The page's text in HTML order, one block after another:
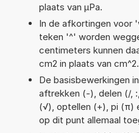
plaats van µPa.
In de afkortingen voor
teken '^' worden
centimeters kunnen
cm2 in plaats van cm^2.
De basisbewerkingen
aftrekken (-), delen (/,
(√), optellen (+), pi (π)
op dit punt allemaal